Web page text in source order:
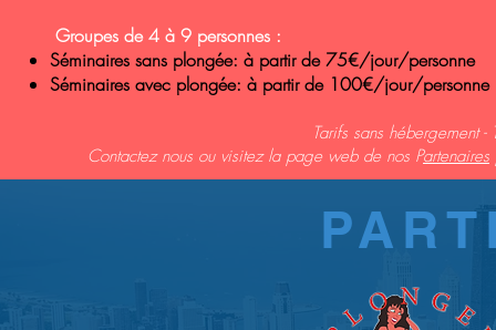
Groupes de 4 à 9 personnes :
Séminaires sans plongée: à partir de 75€/jour/personne
Séminaires avec plongée: à partir de 100€/jour/personne
Tarifs sans hébergement
Contactez nous ou visitez la page web de nos Partenaires